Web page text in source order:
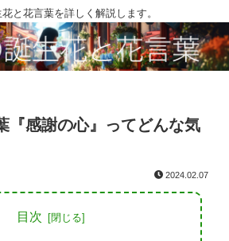
と花言葉を詳しく解説します。
『感謝の心』ってどんな気
2024.02.07
目次